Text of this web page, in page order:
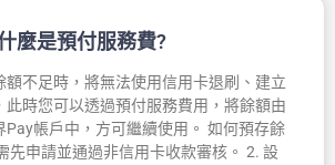
麼是預付服務費?
額不足時，將無法使用信用卡退刷、建立
此時您可以透過預付服務費用，將餘額由
Pay帳戶中，方可繼續使用。 如何預存餘
先申請並通過非信用卡收款審核。 2. 設